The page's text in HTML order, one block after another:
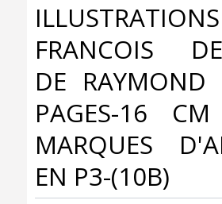
FRANCOIS
DE RAYMOND
PAGES-16
MARQUES
EN P3-(10B)‎